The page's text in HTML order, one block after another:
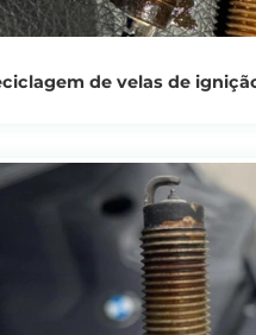
de velas de
Ver produtos